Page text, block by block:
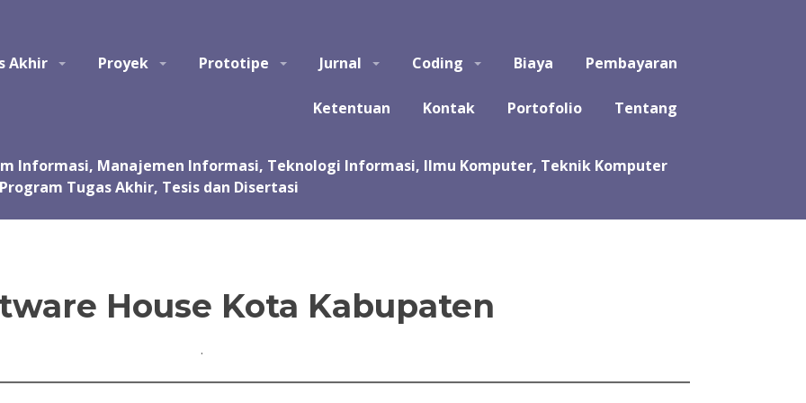
kursus, les privat dalam pembuatan tugas akhir dan skripsi. Jasa koding program untuk tugas kuliah, kerja praktek, tugas
Akhir Proyek Prototipe Jurnal Coding Biaya Pembayaran
Ketentuan Kontak Portofolio Tentang
House Kota Kabupaten
.